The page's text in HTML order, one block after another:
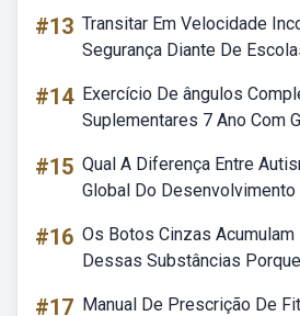
#13 Transitar Em Velocidade
Segurança Diante De
#14 Exercício De ângulos
Suplementares 7 Ano Com
#15 Qual A Diferença Entre
Global Do Desenvolvimento
#16 Os Botos Cinzas
Dessas Substâncias Porque
#17 Manual De Prescrição De